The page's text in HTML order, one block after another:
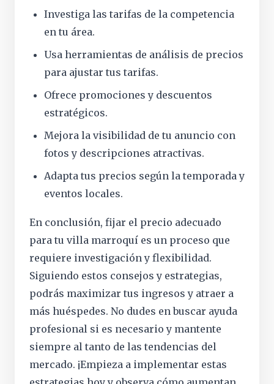
Investiga las tarifas de la competencia
en tu área.
Usa herramientas de análisis de precios
para ajustar tus tarifas.
Ofrece promociones y descuentos
estratégicos.
Mejora la visibilidad de tu anuncio con
fotos y descripciones atractivas.
Adapta tus precios según la temporada y
eventos locales.
En conclusión, fijar el precio adecuado
para tu villa marroquí es un proceso que
requiere investigación y flexibilidad.
Siguiendo estos consejos y estrategias,
podrás maximizar tus ingresos y atraer a
más huéspedes. No dudes en buscar ayuda
profesional si es necesario y mantente
siempre al tanto de las tendencias del
mercado. ¡Empieza a implementar estas